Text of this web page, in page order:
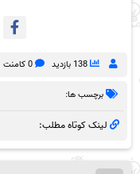
138 بازدید 0 کامنت
برچسب ها:
لینک کوتاه مطلب: